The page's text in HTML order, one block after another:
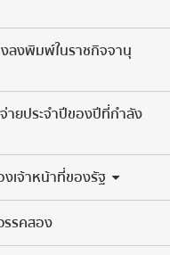
ลงพิมพ์ในราชกิจจานุ
ายประจำปีของปีที่กำลัง
เจ้าหน้าที่ของรัฐ
รคสอง